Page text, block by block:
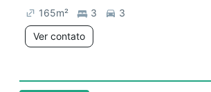
165m² 3
3
Ver contato